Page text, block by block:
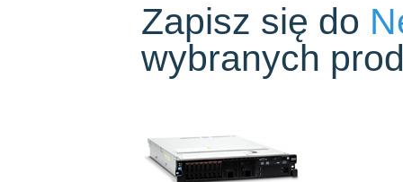
Zapisz się do
wybranych